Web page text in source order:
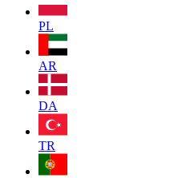
PL
AR
DA
TR